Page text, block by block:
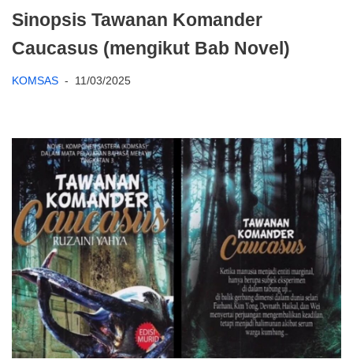
Sinopsis Tawanan Komander
Caucasus (mengikut Bab Novel)
KOMSAS 11/03/2025